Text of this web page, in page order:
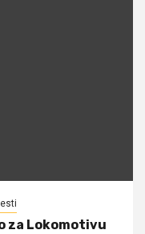
za Lokomotivu